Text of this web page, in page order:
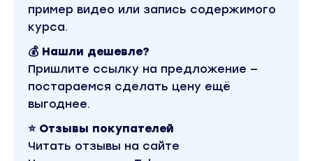
Вербальные невербальные и полевые
признаки. Всегда ли невидимость
реализуется как "колпак".
течет энергия и как она искажается. Как
контакты и связи пытаются пробиться через
невидимость.
Полевая терапия невидимости. Можно ли
"снять колпак". Терапевтические и
пример видео или запись содержимого
курса.
💰 Нашли дешевле?
Пришлите ссылку на предложение —
постараемся сделать цену ещё
выгоднее.
⭐ Отзывы покупателей
Читать отзывы на сайте